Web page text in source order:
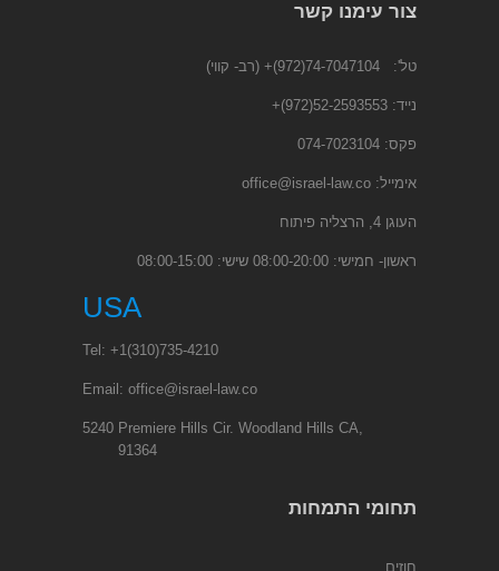
צור עימנו קשר
טל': 74-7047104(972)+ (רב- קווי)
נייד: 52-2593553(972)
+
פקס: 074-7023104
אימייל: office@israel-law.co
העוגן 4, הרצליה פיתוח
ראשון- חמישי: 08:00-20:00 שישי: 08:00-15:00
USA
Tel: +1(310)735-4210
Email: office@israel-law.co
5240 Premiere Hills Cir. Woodland Hills CA,
91364
תחומי התמחות
חוזים